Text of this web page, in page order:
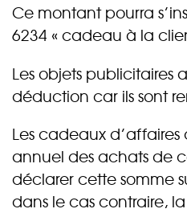
Ce montant pourra
6234 « cadeau à la
Les objets publicitaires
déduction car ils sont
Les cadeaux
annuel des achats de
déclarer cette somme
dans le cas contraire,